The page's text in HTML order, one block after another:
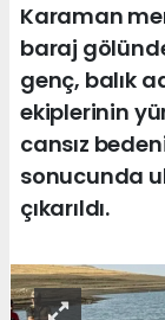
Karaman
baraj
genç, balık
ekiplerinin
cansız
sonucunda
çıkarıldı.